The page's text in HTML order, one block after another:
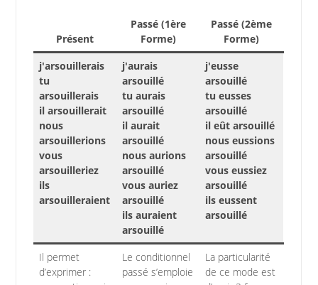
Présent
Passé (1ère
Forme)
Passé (2ème
Forme)
j'arsouillerais
tu
arsouillerais
il arsouillerait
nous
arsouillerions
vous
arsouilleriez
ils
arsouilleraient
j'aurais
arsouillé
tu aurais
arsouillé
il aurait
arsouillé
nous aurions
arsouillé
vous auriez
arsouillé
ils auraient
arsouillé
j'eusse
arsouillé
tu eusses
arsouillé
il eût arsouillé
nous eussions
arsouillé
vous eussiez
arsouillé
ils eussent
arsouillé
Il permet
d’exprimer :
Le conditionnel
passé s’emploie
La particularité
de ce mode est